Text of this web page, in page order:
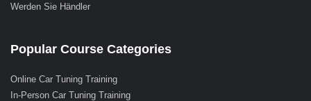
Werden Sie Händler
Popular Course Categories
Online Car Tuning Training
In-Person Car Tuning Training